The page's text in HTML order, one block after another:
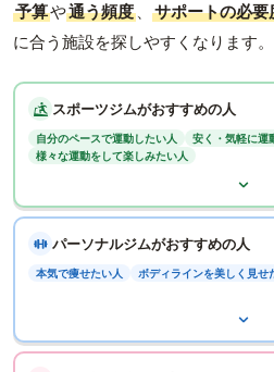
予算や通う頻度 、 サポートの必要
に合う施設を探しやすくなります。
スポーツジムがおすすめの人
自分のペースで運動したい人
安く・気軽に運
様々な運動をして楽しみたい人
パーソナルジムがおすすめの人
本気で痩せたい人 ボディラインを美しく見せ